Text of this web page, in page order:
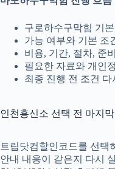
구로하수구막힘 기
가능 여부와 기본 조
비용, 기간, 절차, 준
필요한 자료와 개인
최종 진행 전 조건 다
인천흥신소 선택 전 마지
트립닷컴할인코드를 선택
안내 내용이 같은지 다시